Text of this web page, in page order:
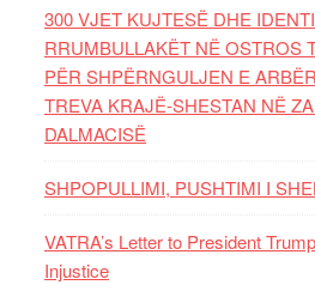
300 VJET KUJTESË DHE
RRUMBULLAKËT NË OSTROS
PËR SHPËRNGULJEN E
TREVA KRAJË-SHESTAN NË
DALMACISË
SHPOPULLIMI, PUSHTIMI I
VATRA’s Letter to President
Injustice